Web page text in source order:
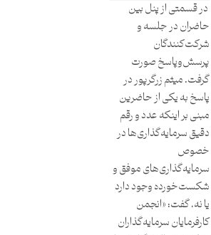
در قسمتی از پنل بین
حاضران در جلسه و
شرکت‌کنندگان
پرسش‌وپاسخ صورت
گرفت. میثم زرگرپور در
پاسخ به یکی از حاضرین
مبنی بر اینکه عدد و رقم
دقیق سرمایه‌گذاری‌ها در
خصوص
سرمایه‌گذاری‌های موفق و
شکست‌خورده وجود دارد
یا نه، گفت: «انجمن
کارفرمایان سرمایه‌گذاران